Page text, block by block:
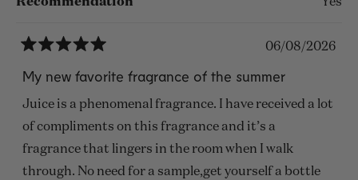
Recommendation Yes
5
sur
5
étoiles
06/08/2026
My new favorite fragrance of the summer
Juice is a phenomenal fragrance. I have received a lot
of compliments on this fragrance and it’s a
fragrance that lingers in the room when I walk
through. No need for a sample,get yourself a bottle